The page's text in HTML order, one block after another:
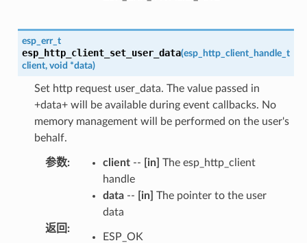
esp_err_t
esp_http_client_set_user_data(esp_http_client_handle_t
client, void *data)
Set http request user_data. The value passed in
+data+ will be available during event callbacks. No
memory management will be performed on the user's
behalf.
参数: client-- [in] The esp_http_client
handle
data-- [in] The pointer to the user
data
返回 :
ESP_OK